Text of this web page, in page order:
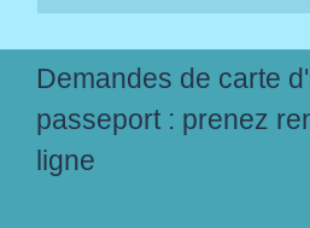
Demandes de carte
passeport : prenez
ligne